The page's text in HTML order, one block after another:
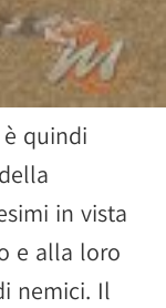
quindi
in vista
e alla loro
nemici. Il